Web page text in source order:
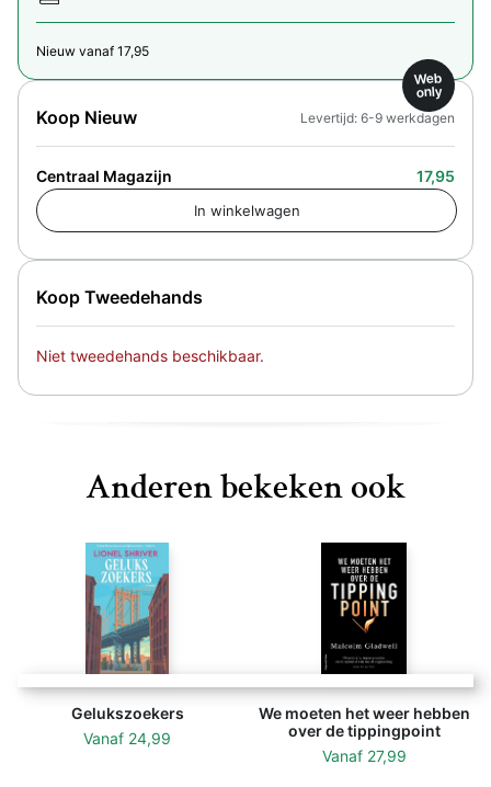
Nieuw vanaf 17,95
Koop Tweedehands
Niet tweedehands beschikbaar.
Koop Nieuw
Web
only
Centraal Magazijn 17,95
Levertijd: 6-9 werkdagen
Anderen bekeken ook
Gelukszoekers
Vanaf 24,99
We moeten het weer hebben
over de tippingpoint
Vanaf 27,99